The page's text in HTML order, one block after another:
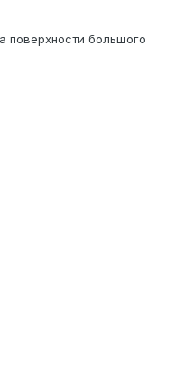
поверхности большого